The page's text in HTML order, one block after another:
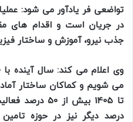
در جریان است و اقدام های
جذب نیرو، آموزش و ساختار
درصد دیگر نیز در حوزه